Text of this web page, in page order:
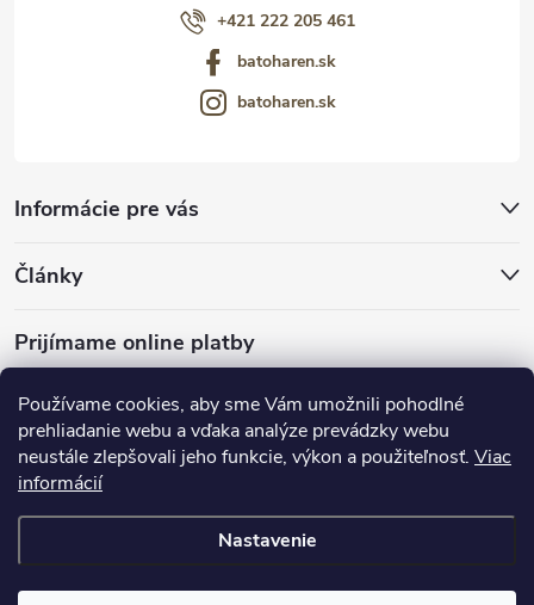
Používame cookies, aby sme Vám umožnili pohodlné
prehliadanie webu a vďaka analýze prevádzky webu
neustále zlepšovali jeho funkcie, výkon a použiteľnosť. Viac
informácií
Nastavenie
Informácie pre vás
Články
Prijímame online platby
+421 222 205 461
batoharen.sk
batoharen.sk
nastavenie cookies